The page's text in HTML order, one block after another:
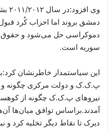
وی
دمشق بروند اما احزاب کُرد
دموکراسی حل می‌شود و حقوق
سوریه است.
این سیاستمدار خاطرنشان
پ.ک.ک و دولت مرکزی چگونه و
نیروهای پ.ک.ک چگونه از
آمدند.براساس توافق میان‌ها
دیرک تا نقاط دیگر تخلیه کرد